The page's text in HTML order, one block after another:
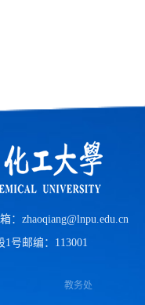
：zhaoqiang@lnpu.edu.cn
1号邮编：113001
教务处